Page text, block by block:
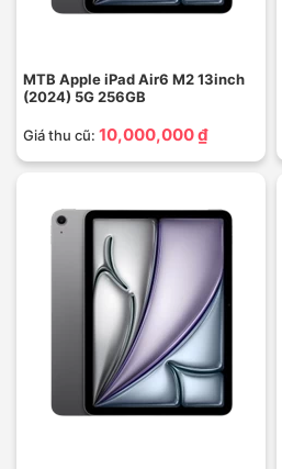
MTB Apple iPad Air6 M2 13inch
(2024) 5G 256GB
Giá thu cũ: 10,000,000 ₫